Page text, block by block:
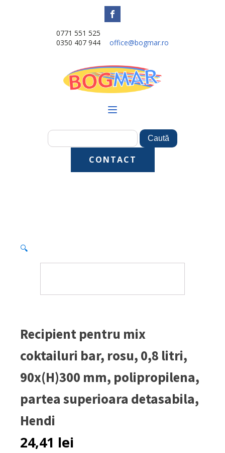
0771 551 525
0350 407 944
office@bogmar.ro
CONTACT
🔍
Recipient pentru mix
coktailuri bar, rosu, 0,8 litri,
90x(H)300 mm, polipropilena,
partea superioara detasabila,
Hendi
24,41 lei